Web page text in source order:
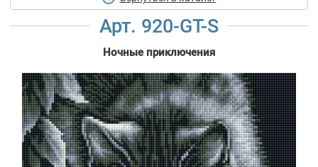
Арт. 920-GT-S
Ночные приключения